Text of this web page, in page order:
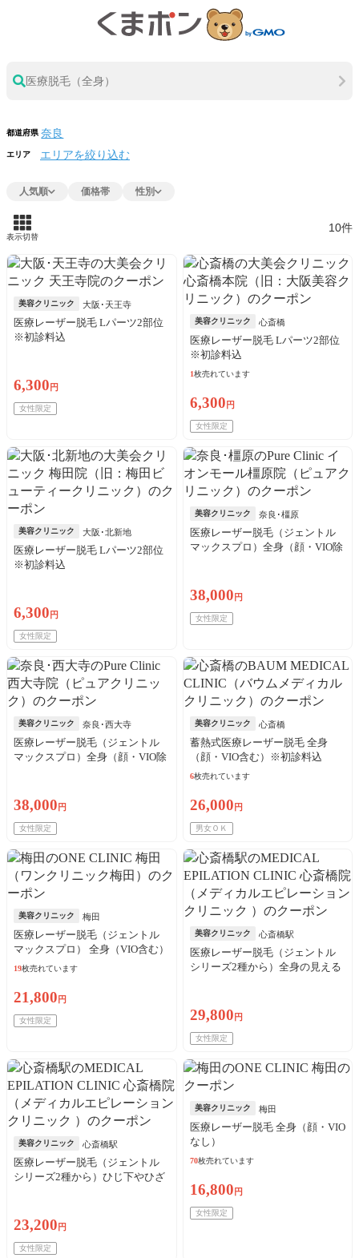
医療脱毛（全身）
都道府県
エリア エリアを絞り込む
人気順 価格帯 性別
表示切替
10件
美容クリニック 大阪･天王寺
医療レーザー脱毛 Lパーツ2部位
※初診料込
6,300 円
女性限定
美容クリニック 心斎橋
医療レーザー脱毛 Lパーツ2部位
※初診料込
1枚売れています
6,300 円
女性限定
美容クリニック 大阪･北新地
医療レーザー脱毛 Lパーツ2部位
※初診料込
6,300 円
女性限定
美容クリニック 奈良･橿原
医療レーザー脱毛（ジェントル
マックスプロ）全身（顔・VIO除
38,000 円
女性限定
美容クリニック 奈良･西大寺
医療レーザー脱毛（ジェントル
マックスプロ）全身（顔・VIO除
38,000 円
女性限定
美容クリニック 心斎橋
蓄熱式医療レーザー脱毛 全身
（顔・VIO含む）※初診料込
6枚売れています
26,000 円
男女ＯＫ
美容クリニック 梅田
医療レーザー脱毛（ジェントル
マックスプロ） 全身（VIO含む）
※初診料込
19枚売れています
21,800 円
女性限定
美容クリニック 心斎橋駅
医療レーザー脱毛（ジェントル
シリーズ2種から）全身の見える
29,800 円
女性限定
美容クリニック 心斎橋駅
医療レーザー脱毛（ジェントル
シリーズ2種から）ひじ下やひざ
23,200 円
女性限定
美容クリニック 梅田
医療レーザー脱毛 全身（顔・VIO
なし）
70枚売れています
16,800 円
女性限定